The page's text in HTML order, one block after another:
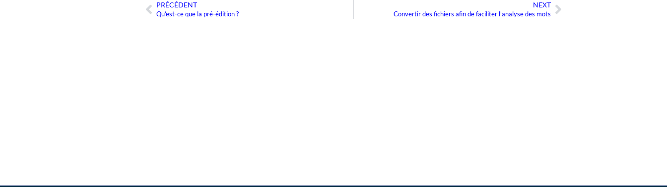
Précédent
PRÉCÉDENT
Qu’est-ce que la pré-édition ?
NEXT
Convertir des fichiers afin de faciliter l’analyse des mots Suivant